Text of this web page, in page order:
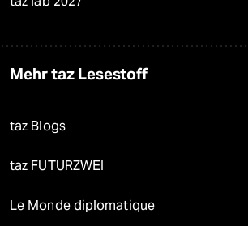
Mehr taz Lesestoff
taz Blogs
taz FUTURZWEI
Le Monde diplomatique